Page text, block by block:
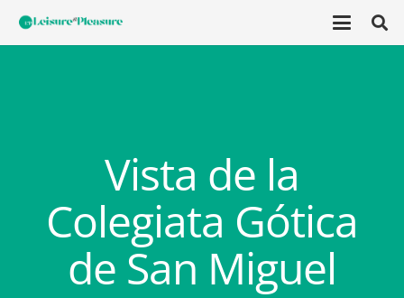
Vista de la
Colegiata Gótica
de San Miguel